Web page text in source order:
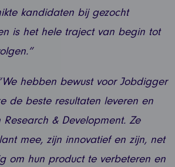
kandidaten bij gezocht
is het hele traject van begin tot
hebben bewust voor Jobdigger
de beste resultaten leveren en
& Development. Ze
mee, zijn innovatief en zijn, net
om hun product te verbeteren en